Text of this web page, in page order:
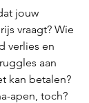
jouw
vraagt? Wie
verlies en
aan
kan betalen?
apen, toch?